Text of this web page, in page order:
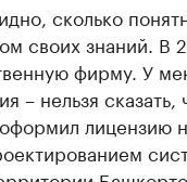
сколько
своих знаний.
фирму. У
– нельзя
лицензию